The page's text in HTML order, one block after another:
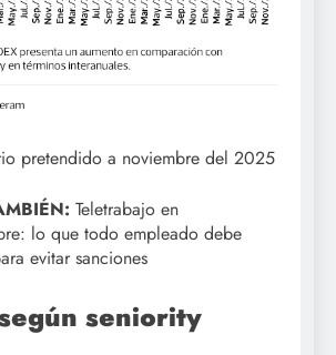
pretendido a noviembre del 2025
Teletrabajo en
lo que todo empleado debe
evitar sanciones
seniority